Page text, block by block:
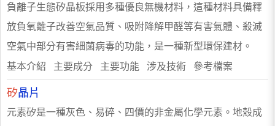
負離子生態矽晶板採用多種優良無機材料，這種材料具備釋
放負氧離子改善空氣品質、吸附降解甲醛等有害氣體、殺滅
空氣中部分有害細菌病毒的功能，是一種新型環保建材。
基本介紹 主要成分 主要功能 涉及技術 參考檔案
矽晶片
元素矽是一種灰色、易碎、四價的非金屬化學元素。地殼成